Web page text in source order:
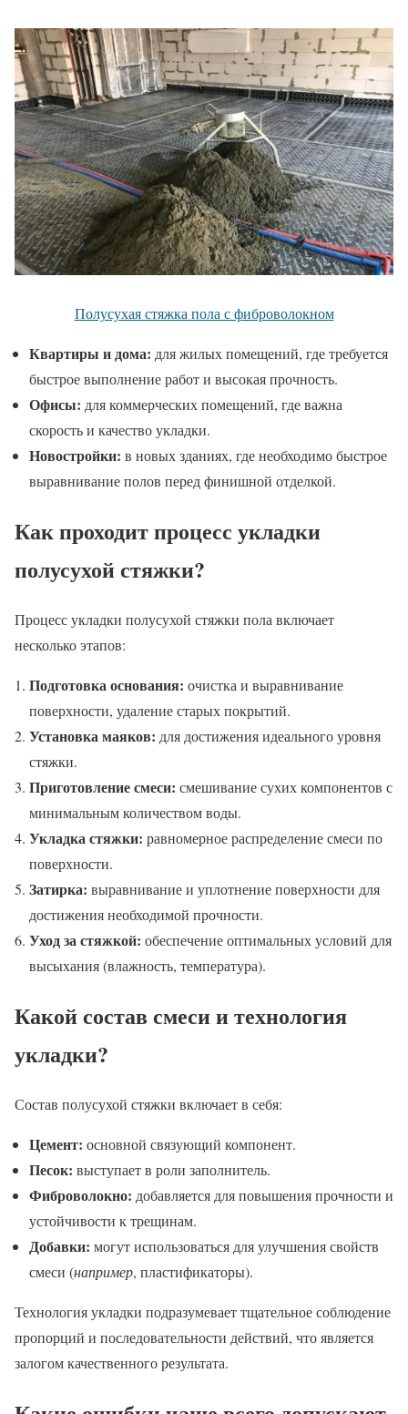
Полусухая стяжка пола с фиброволокном
Квартиры и дома: для жилых помещений, где требуется
быстрое выполнение работ и высокая прочность.
Офисы: для коммерческих помещений, где важна
скорость и качество укладки.
Новостройки: в новых зданиях, где необходимо быстрое
выравнивание полов перед финишной отделкой.
Как проходит процесс укладки
полусухой стяжки?
Процесс укладки полусухой стяжки пола включает
несколько этапов:
Подготовка основания: очистка и выравнивание
поверхности, удаление старых покрытий.
Установка маяков: для достижения идеального уровня
стяжки.
Приготовление смеси: смешивание сухих компонентов с
минимальным количеством воды.
Укладка стяжки: равномерное распределение смеси по
поверхности.
Затирка: выравнивание и уплотнение поверхности для
достижения необходимой прочности.
Уход за стяжкой: обеспечение оптимальных условий для
высыхания (влажность, температура).
Какой состав смеси и технология
укладки?
Состав полусухой стяжки включает в себя:
Цемент: основной связующий компонент.
Песок: выступает в роли заполнитель.
Фиброволокно: добавляется для повышения прочности и
устойчивости к трещинам.
Добавки: могут использоваться для улучшения свойств
смеси (например, пластификаторы).
Технология укладки подразумевает тщательное соблюдение
пропорций и последовательности действий, что является
залогом качественного результата.